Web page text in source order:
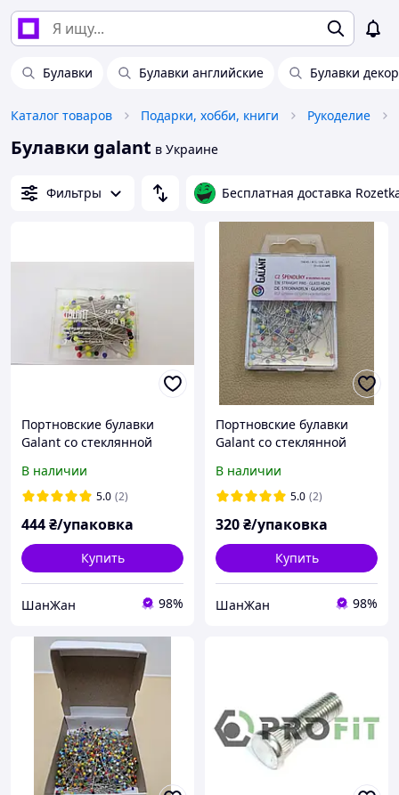
Булавки Булавки английские Булавки
Каталог товаров Подарки, хобби, книги Рукоделие
Булавки galant в Украине
Фильтры Бесплатная доставка
Портновские булавки
Galant со стеклянной
В наличии
5.0 (2)
444₴/упаковка
Купить
ШанЖан 98%
Портновские булавки
Galant со стеклянной
В наличии
5.0 (2)
320₴/упаковка
Купить
ШанЖан 98%